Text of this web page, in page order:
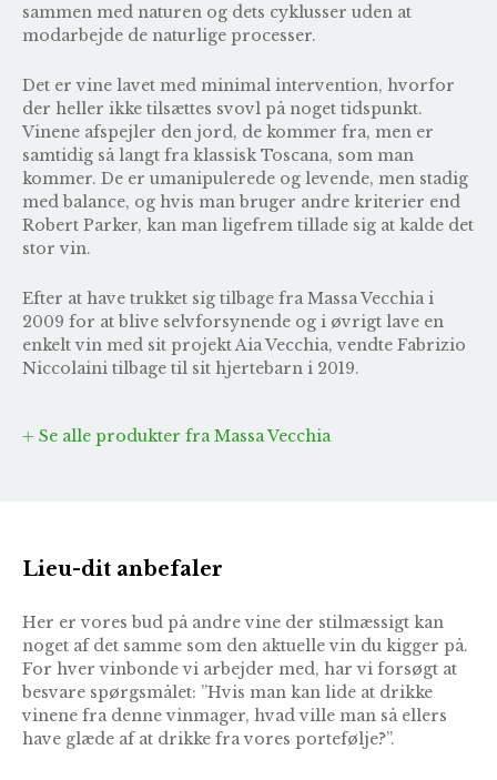
sammen med naturen og dets cyklusser uden at
modarbejde de naturlige processer.
Det er vine lavet med minimal intervention, hvorfor
der heller ikke tilsættes svovl på noget tidspunkt.
Vinene afspejler den jord, de kommer fra, men er
samtidig så langt fra klassisk Toscana, som man
kommer. De er umanipulerede og levende, men stadig
med balance, og hvis man bruger andre kriterier end
Robert Parker, kan man ligefrem tillade sig at kalde det
stor vin.
Efter at have trukket sig tilbage fra Massa Vecchia i
2009 for at blive selvforsynende og i øvrigt lave en
enkelt vin med sit projekt Aia Vecchia, vendte Fabrizio
Niccolaini tilbage til sit hjertebarn i 2019.
Se alle produkter fra Massa Vecchia
Lieu-dit anbefaler
Her er vores bud på andre vine der stilmæssigt kan
noget af det samme som den aktuelle vin du kigger på.
For hver vinbonde vi arbejder med, har vi forsøgt at
besvare spørgsmålet: ”Hvis man kan lide at drikke
vinene fra denne vinmager, hvad ville man så ellers
have glæde af at drikke fra vores portefølje?”.